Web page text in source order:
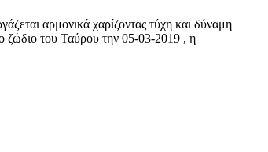
αρμονικά χαρίζοντας τύχη και δύναμη
ζώδιο του Ταύρου την 05-03-2019 , η